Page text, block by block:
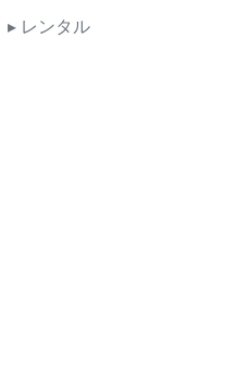
▸ レンタル